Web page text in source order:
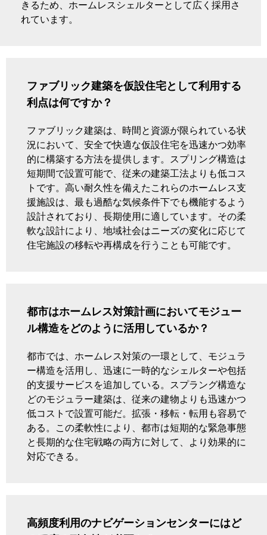
きるため、ホームレスシェルターとして広く採用さ
れています。
ファブリック建築を仮設住宅として利用する
利点は何ですか？
ファブリック建築は、時間と資源が限られている状
況において、安全で快適な仮設住宅を迅速かつ効率
的に構築する方法を提供します。スプリング構造は
短期間で設置可能で、従来の建築工法よりも低コス
トです。高い耐久性を備えたこれらのホームレス支
援施設は、最も過酷な気候条件下でも機能するよう
設計されており、長期使用に適しています。その柔
軟な設計により、地域社会はニーズの変化に応じて
住宅施設の移転や再構成を行うことも可能です。
都市はホームレス対策計画においてモジュー
ル構造をどのように活用しているか？
都市では、ホームレス対策の一環として、モジュラ
ー構造を活用し、迅速に一時的なシェルターや包括
的支援サービスを追加している。スプラング構造な
どのモジュラー建築は、従来の建物よりも迅速かつ
低コストで設置可能だ。拡張・移転・転用も容易で
ある。この柔軟性により、都市は短期的な緊急事態
と長期的な住宅戦略の両方に対して、より効果的に
対応できる。
高頻度利用のナビゲーションセンターにはど